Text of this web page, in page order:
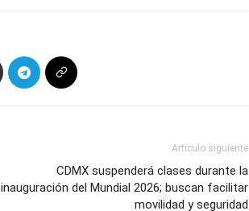
Artículo siguiente
CDMX suspenderá clases durante la
inauguración del Mundial 2026; buscan facilitar
movilidad y seguridad